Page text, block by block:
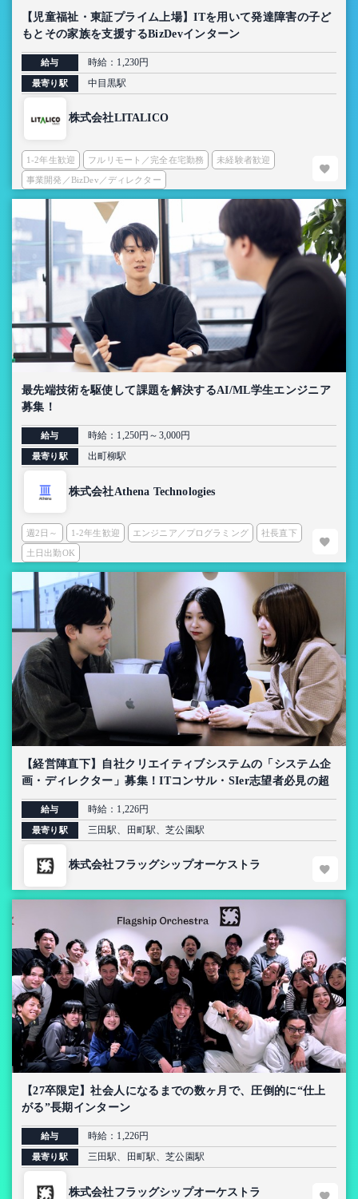
【児童福祉・東証プライム上場】ITを用いて発達障害の子ど
もとその家族を支援するBizDevインターン
給与 時給：1,230円
最寄り駅 中目黒駅
株式会社LITALICO
1-2年生歓迎 フルリモート／完全在宅勤務 未経験者歓迎
事業開発／BizDev／ディレクター
最先端技術を駆使して課題を解決するAI/ML学生エンジニア
募集！
給与 時給：1,250円～3,000円
最寄り駅 出町柳駅
株式会社Athena Technologies
週2日～ 1-2年生歓迎 エンジニア／プログラミング 社長直下
土日出勤OK
【経営陣直下】自社クリエイティブシステムの「システム企
画・ディレクター」募集！ITコンサル・SIer志望者必見の超
上流インターン【AI導入プロジェクト】
給与 時給：1,226円
最寄り駅 三田駅、田町駅、芝公園駅
株式会社フラッグシップオーケストラ
【27卒限定】社会人になるまでの数ヶ月で、圧倒的に“仕上
がる”長期インターン
給与 時給：1,226円
最寄り駅 三田駅、田町駅、芝公園駅
株式会社フラッグシップオーケストラ